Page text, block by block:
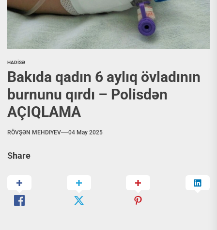
HADİSƏ
Bakıda qadın 6 aylıq övladının
burnunu qırdı – Polisdən
AÇIQLAMA
RÖVŞƏN MEHDIYEV 04 May 2025
Share